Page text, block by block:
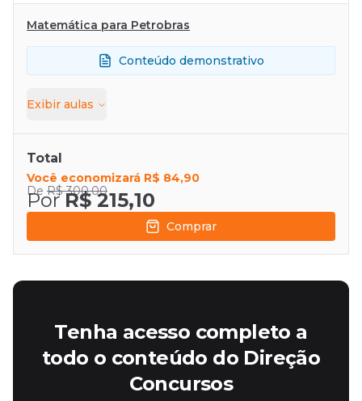
Matemática para Petrobras
Conteúdo demonstrativo
Exibir aulas
Total
Você economizará R$ 84,90
De R$ 300,00
Por R$ 215,10
Comprar
Tenha acesso completo a
todo o conteúdo do Direção
Concursos